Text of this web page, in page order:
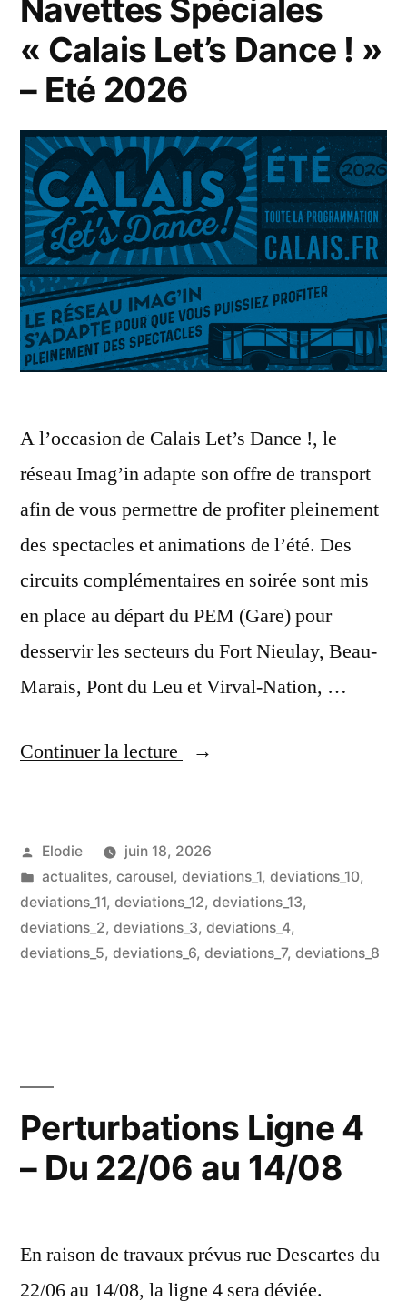
Navettes Spéciales
« Calais Let’s Dance ! »
– Eté 2026
A l’occasion de Calais Let’s Dance !, le
réseau Imag’in adapte son offre de transport
afin de vous permettre de profiter pleinement
des spectacles et animations de l’été. Des
circuits complémentaires en soirée sont mis
en place au départ du PEM (Gare) pour
desservir les secteurs du Fort Nieulay, Beau-
Marais, Pont du Leu et Virval-Nation, …
Continuer la lecture
« Navettes
Let’s
Dance
! »
–
Publié
par
Elodie
juin 18, 2026
Publié
dans
actualites, carousel, deviations_1, deviations_10,
deviations_11, deviations_12, deviations_13,
deviations_2, deviations_3, deviations_4,
deviations_5, deviations_6, deviations_7, deviations_8
Perturbations Ligne 4
– Du 22/06 au 14/08
En raison de travaux prévus rue Descartes du
22/06 au 14/08, la ligne 4 sera déviée.